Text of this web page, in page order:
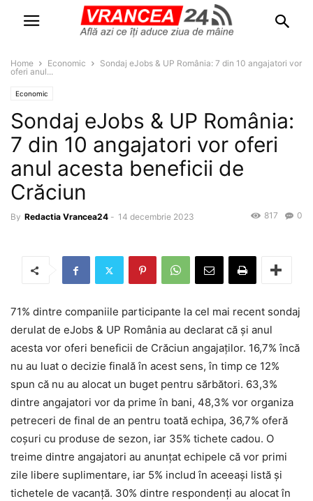
Home Economic
Sondaj eJobs & UP România: 7 din 10 angajatori vor
oferi anul...
Economic
Sondaj eJobs & UP România:
7 din 10 angajatori vor oferi
anul acesta beneficii de
Crăciun
By Redactia Vrancea24 - 14 decembrie 2023 0
817
71% dintre companiile participante la cel mai recent sondaj
derulat de eJobs & UP România au declarat că și anul
acesta vor oferi beneficii de Crăciun angajaților. 16,7% încă
nu au luat o decizie finală în acest sens, în timp ce 12%
spun că nu au alocat un buget pentru sărbători. 63,3%
dintre angajatori vor da prime în bani, 48,3% vor organiza
petreceri de final de an pentru toată echipa, 36,7% oferă
coșuri cu produse de sezon, iar 35% tichete cadou. O
treime dintre angajatori au anunțat echipele că vor primi
zile libere suplimentare, iar 5% includ în aceeași listă și
tichetele de vacanță. 30% dintre respondenți au alocat în